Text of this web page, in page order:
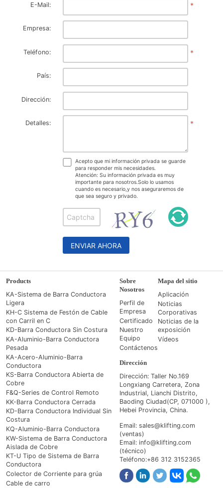
E-Mail: *
Empresa:
Teléfono: *
País:
Dirección:
Detalles: *
Acepto que mi información privada se guarde
para responder mis necesidades.
Atención: Su información privada es muy
importante para nosotros.Solo lo usamos
cuando es necesario,y nos aseguraremos de
que sea seguro y privado.
ENVIAR AHORA
Products
KA-Sistema de Barra Conductora
Ligera
KH-C Sistema de Festón de Cable
con Carril en C
KD-Barra Conductora Sin Costura
KA-Aluminio-Barra Conductora
Pesada
KA-Acero-Aluminio-Barra
Conductora
KS-Barra Conductora Abierta de
Cobre
F&Q-Series de Control Remoto
KK-Barra Conductora Cerrada
KD-Barra Conductora Individual Sin
Costura
KQ-Aluminio-Barra Conductora
KW-Sistema de Barra Conductora
Aislada de Cobre
KT-U Tipo de Sistema de Barra
Conductora
Colector de Corriente para grúa
Cable de carro
Sobre
Nosotros
Perfil de
Empresa
Certificado
Nuestro
Equipo
Contáctenos
Mapa del sitio
Aplicación
Noticias
Corporativas
Noticias de la
exposición
Vídeos
Dirección
Dirección: Taller No.169
Longxiang Carretera, Zona
Industrial, Lianchi Distrito,
Baoding Ciudad(CP, 071000 ),
Hebei Provincia, China.
Email: sales@klifting.com
(ventas)
Email: info@klifting.com
(técnico)
Teléfono:+86 312 3152365